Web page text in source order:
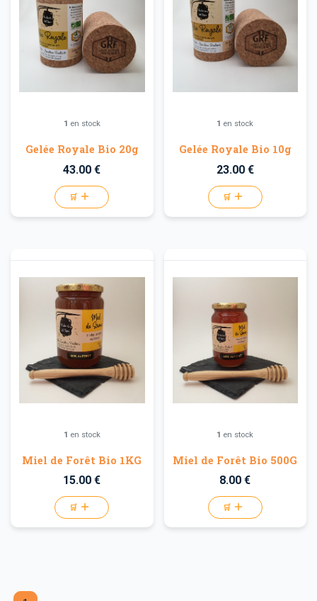
1 en stock
Gelée Royale Bio 20g
43.00 €
🛒
1 en stock
Gelée Royale Bio 10g
23.00 €
🛒
1 en stock
Miel de Forêt Bio 1KG
15.00 €
🛒
1 en stock
Miel de Forêt Bio 500G
8.00 €
🛒